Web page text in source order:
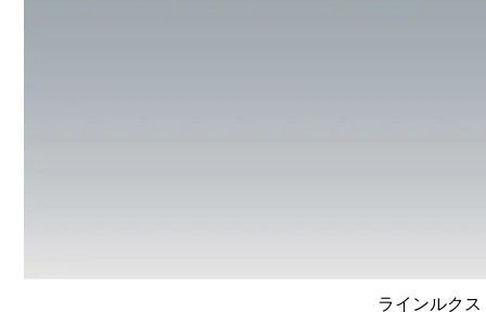
ラインルク